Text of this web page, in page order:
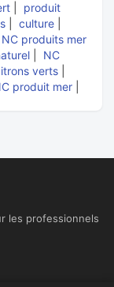
produit
culture
NC produits mer
NC
verts
produit mer
les professionnels